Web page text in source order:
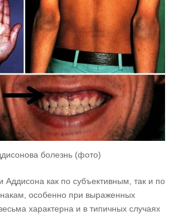
болезнь (фото)
как по субъективным, так и по
особенно при выраженных
характерна и в типичных случаях